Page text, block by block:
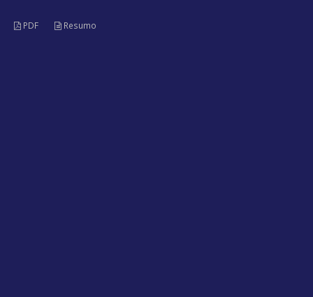
PDF Resumo